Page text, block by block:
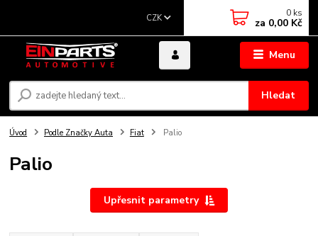
Menu
CZK
Hledat
0 ks
za 0,00 Kč
Úvod Podle Značky Auta Fiat Palio
Palio
Upřesnit parametry